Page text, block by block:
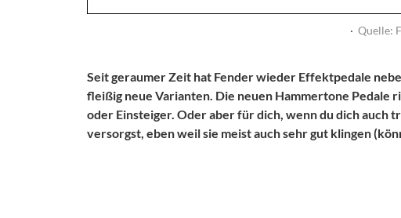
· Quelle:
Seit geraumer Zeit hat Fender wieder Effektpedale
fleißig neue Varianten. Die neuen Hammertone Pedale
oder Einsteiger. Oder aber für dich, wenn du dich auch
versorgst, eben weil sie meist auch sehr gut klingen